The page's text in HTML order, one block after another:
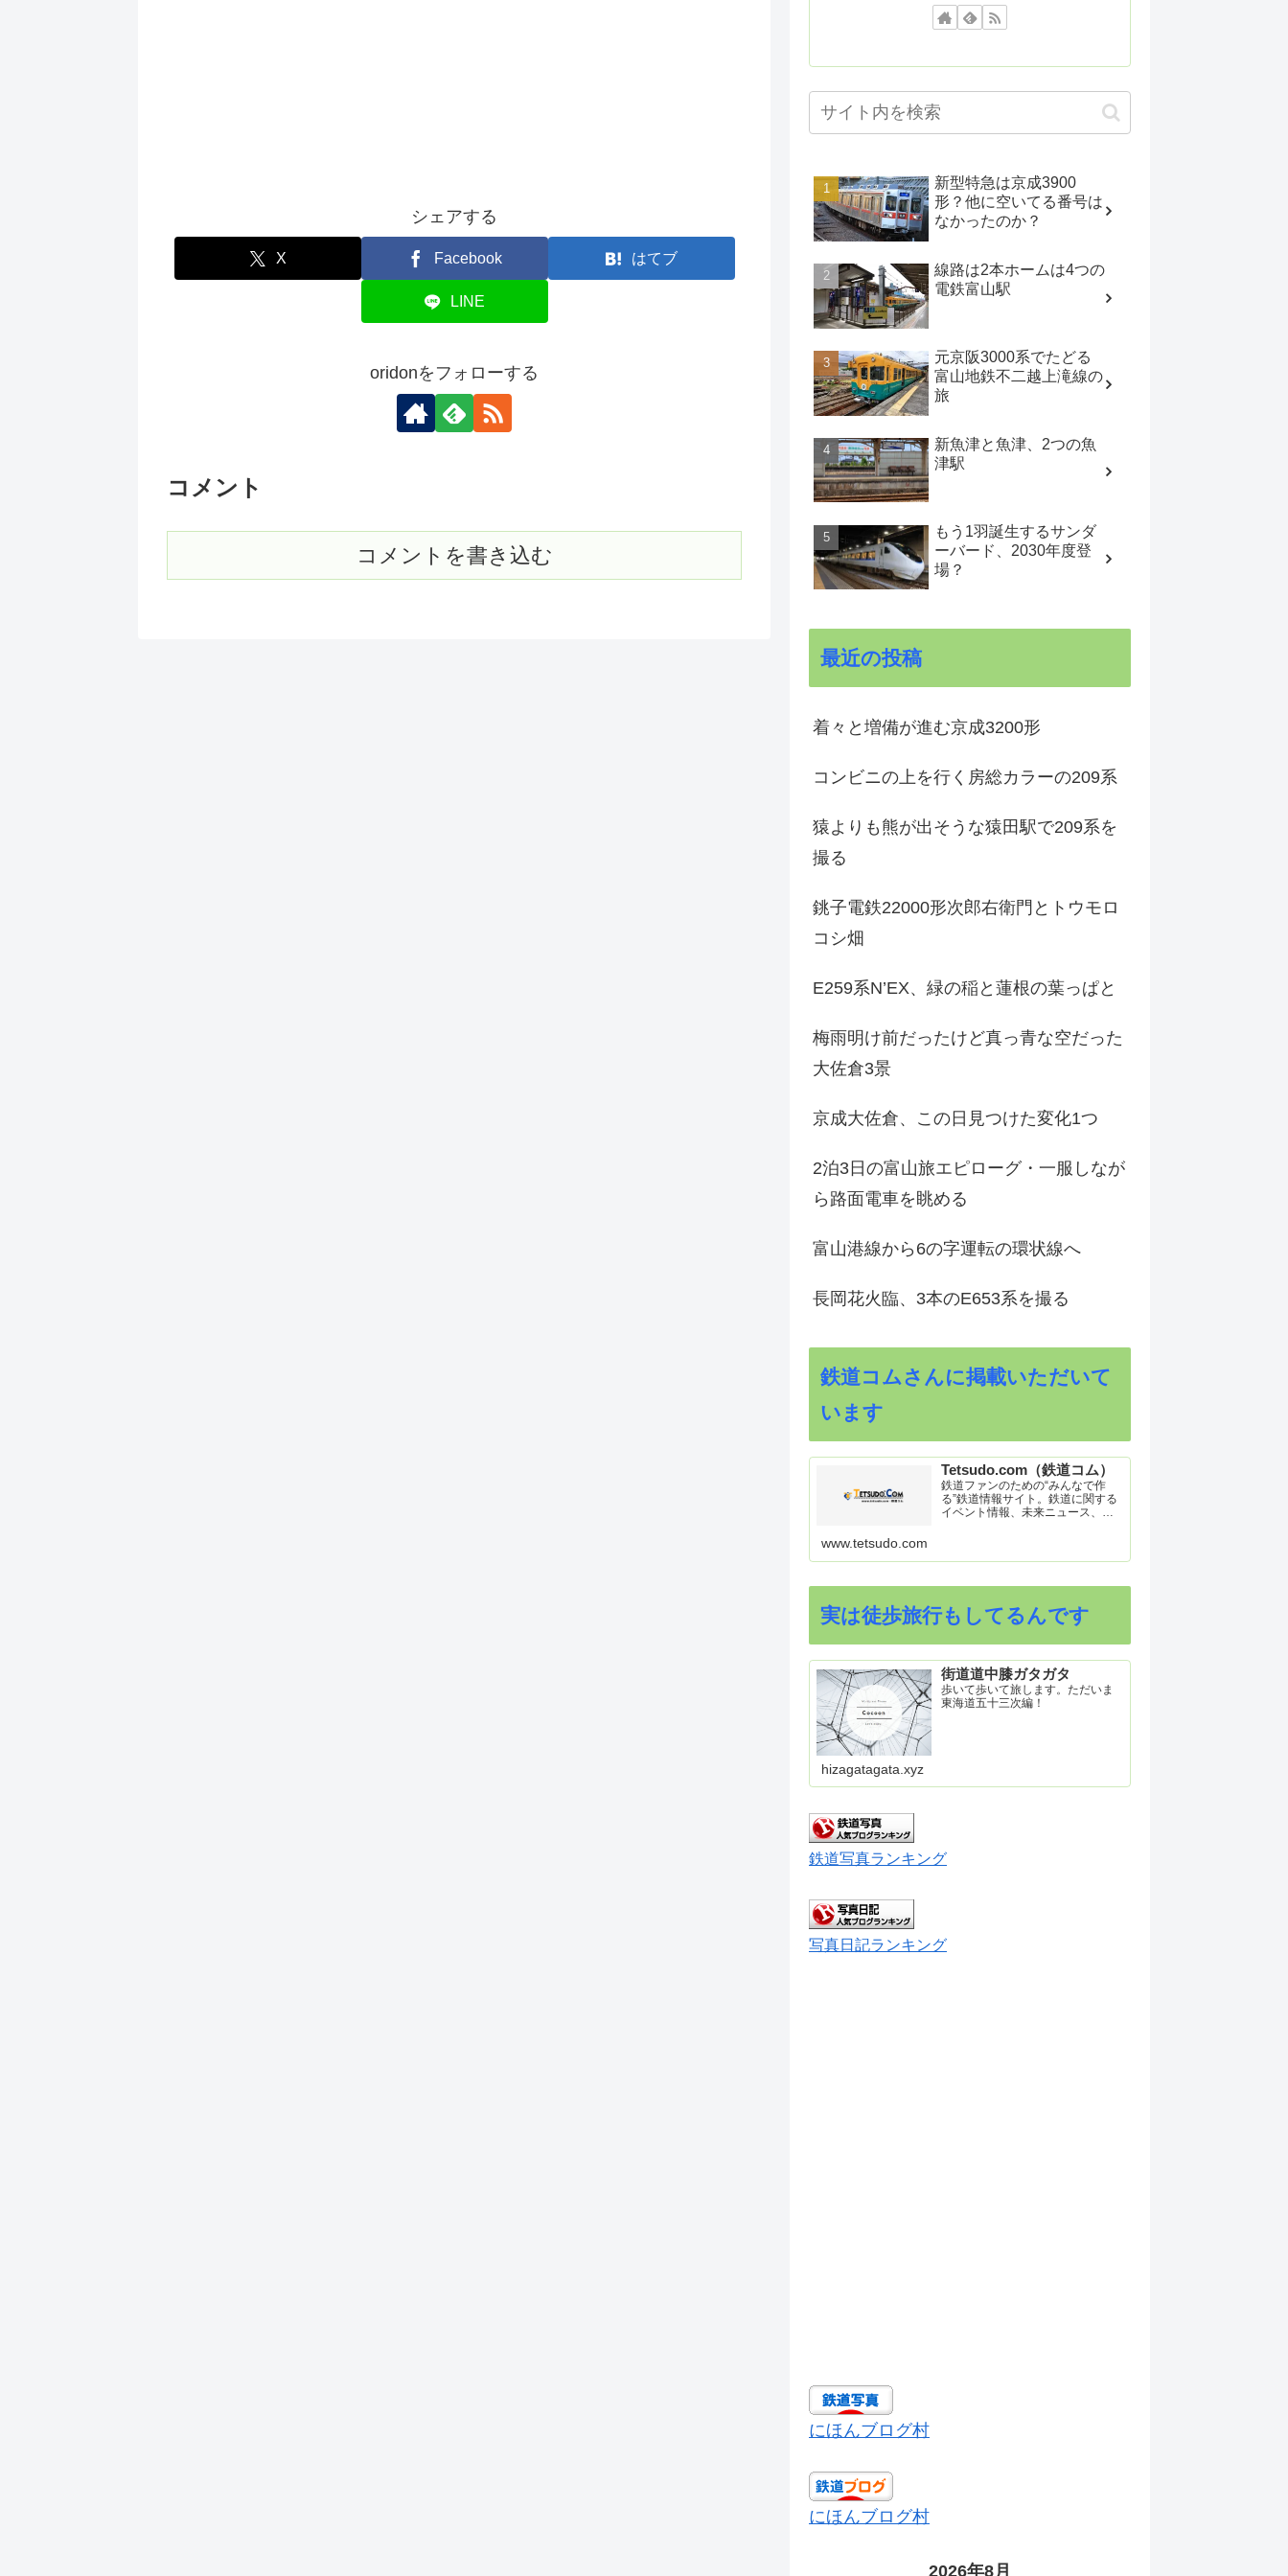
シェアする
X Facebook はてブ
LINE
oridonをフォローする
コメント
コメントを書き込む
新型特急は京成3900
形？他に空いてる番号は
なかったのか？
線路は2本ホームは4つの
電鉄富山駅
元京阪3000系でたどる
富山地鉄不二越上滝線の
旅
新魚津と魚津、2つの魚
津駅
もう1羽誕生するサンダ
ーバード、2030年度登
場？
最近の投稿
着々と増備が進む京成3200形
コンビニの上を行く房総カラーの209系
猿よりも熊が出そうな猿田駅で209系を
撮る
銚子電鉄22000形次郎右衛門とトウモロ
コシ畑
E259系N’EX、緑の稲と蓮根の葉っぱと
梅雨明け前だったけど真っ青な空だった
大佐倉3景
京成大佐倉、この日見つけた変化1つ
2泊3日の富山旅エピローグ・一服しなが
ら路面電車を眺める
富山港線から6の字運転の環状線へ
長岡花火臨、3本のE653系を撮る
鉄道コムさんに掲載いただいて
います
Tetsudo.com（鉄道コム）
鉄道ファンのための“みんなで作
る”鉄道情報サイト。鉄道に関する
イベント情報、未来ニュース、車
ク集や、参加型ゲーム「駅つなゲ
www.tetsudo.com
実は徒歩旅行もしてるんです
街道道中膝ガタガタ
歩いて歩いて旅します。ただいま
東海道五十三次編！
hizagatagata.xyz
鉄道写真ランキング
写真日記ランキング
にほんブログ村
にほんブログ村
2026年8月